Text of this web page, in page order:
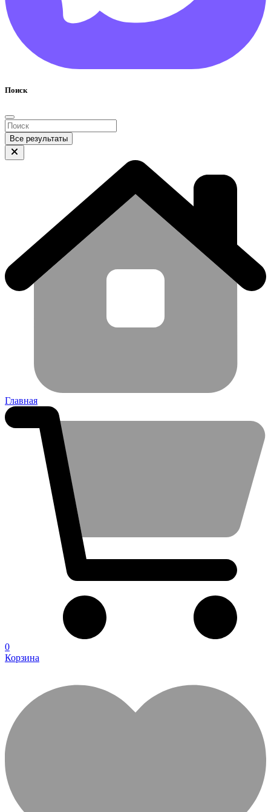
Поиск
Все результаты
Главная
0
Корзина